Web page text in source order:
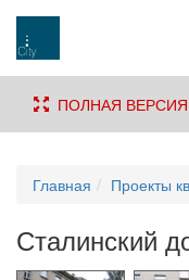
ПОЛНАЯ ВЕРСИЯ
Главная Проекты
Сталинский